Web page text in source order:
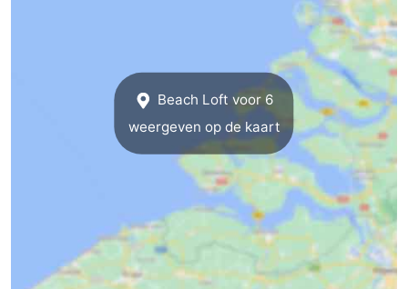
Beach Loft voor 6
weergeven op de kaart